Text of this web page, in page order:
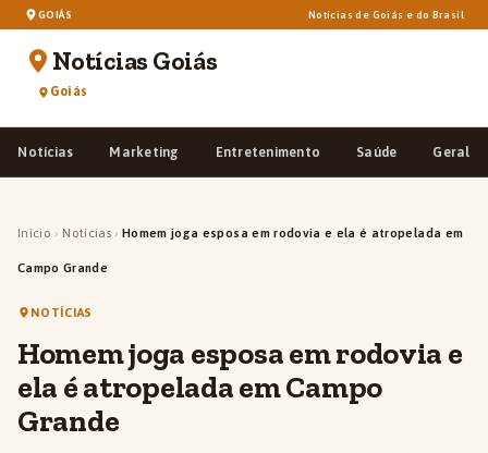
GOIÁS Notícias de Goiás e do Brasil
Notícias Goiás
Goiás
Notícias Marketing Entretenimento Saúde Geral
Início › Notícias › Homem joga esposa em rodovia e ela é atropelada em
Campo Grande
NOTÍCIAS
Homem joga esposa em rodovia e
ela é atropelada em Campo
Grande